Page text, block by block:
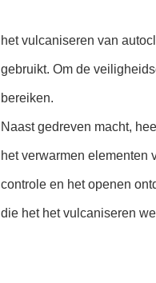
het vulcaniseren van
gebruikt. Om de
bereiken.
Naast gedreven macht,
het verwarmen elementen
controle en het openen
die het het vulcaniseren